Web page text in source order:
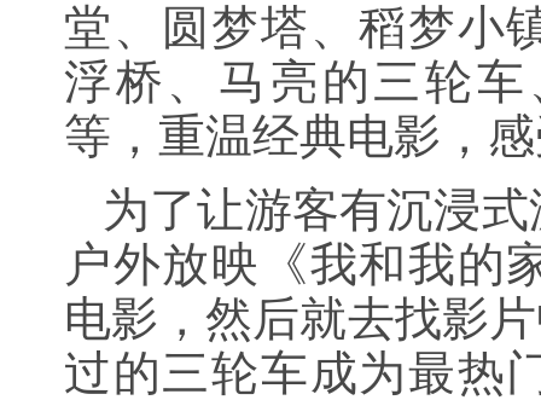
堂、圆梦塔、稻梦小
浮桥、马亮的三轮
等，重温经典电影，
为了让游客有沉浸
户外放映《我和我的
电影，然后就去找影
过的三轮车成为最热